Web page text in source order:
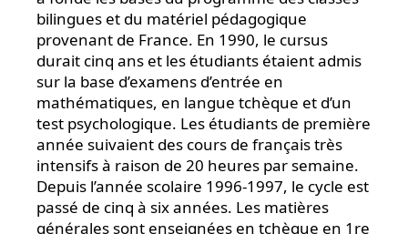
bilingues et du matériel pédagogique
provenant de France. En 1990, le cursus
durait cinq ans et les étudiants étaient admis
sur la base d’examens d’entrée en
mathématiques, en langue tchèque et d’un
test psychologique. Les étudiants de première
année suivaient des cours de français très
intensifs à raison de 20 heures par semaine.
Depuis l’année scolaire 1996-1997, le cycle est
passé de cinq à six années. Les matières
générales sont enseignées en tchèque en 1re